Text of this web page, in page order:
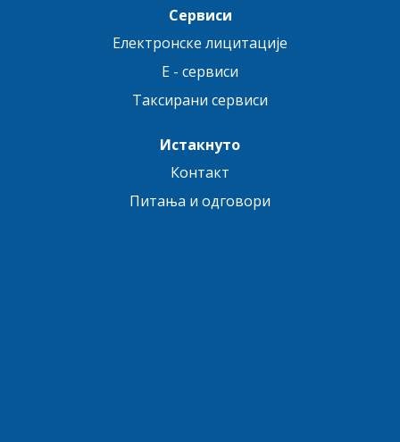
Сервиси
Електронске лицитације
E - сервиси
Таксирани сервиси
Истакнуто
Контакт
Питања и одговори